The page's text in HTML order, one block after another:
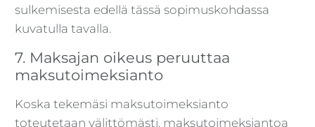
sulkemisesta edellä tässä sopimuskohdassa
kuvatulla tavalla.
7. Maksajan oikeus peruuttaa
maksutoimeksianto
Koska tekemäsi maksutoimeksianto
toteutetaan välittömästi, maksutoimeksiantoa